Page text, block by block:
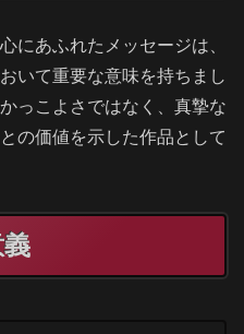
にあふれたメッセージは、
いて重要な意味を持ちまし
っこよさではなく、真摯な
の価値を示した作品として